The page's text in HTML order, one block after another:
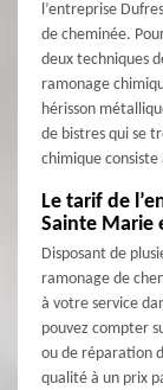
l’entreprise
de cheminée.
deux techniques
ramonage
hérisson
de bistres qui se
chimique
Le tarif de
Sainte Marie
Disposant de
ramonage de
à votre service
pouvez compter
ou de réparation
qualité à un prix